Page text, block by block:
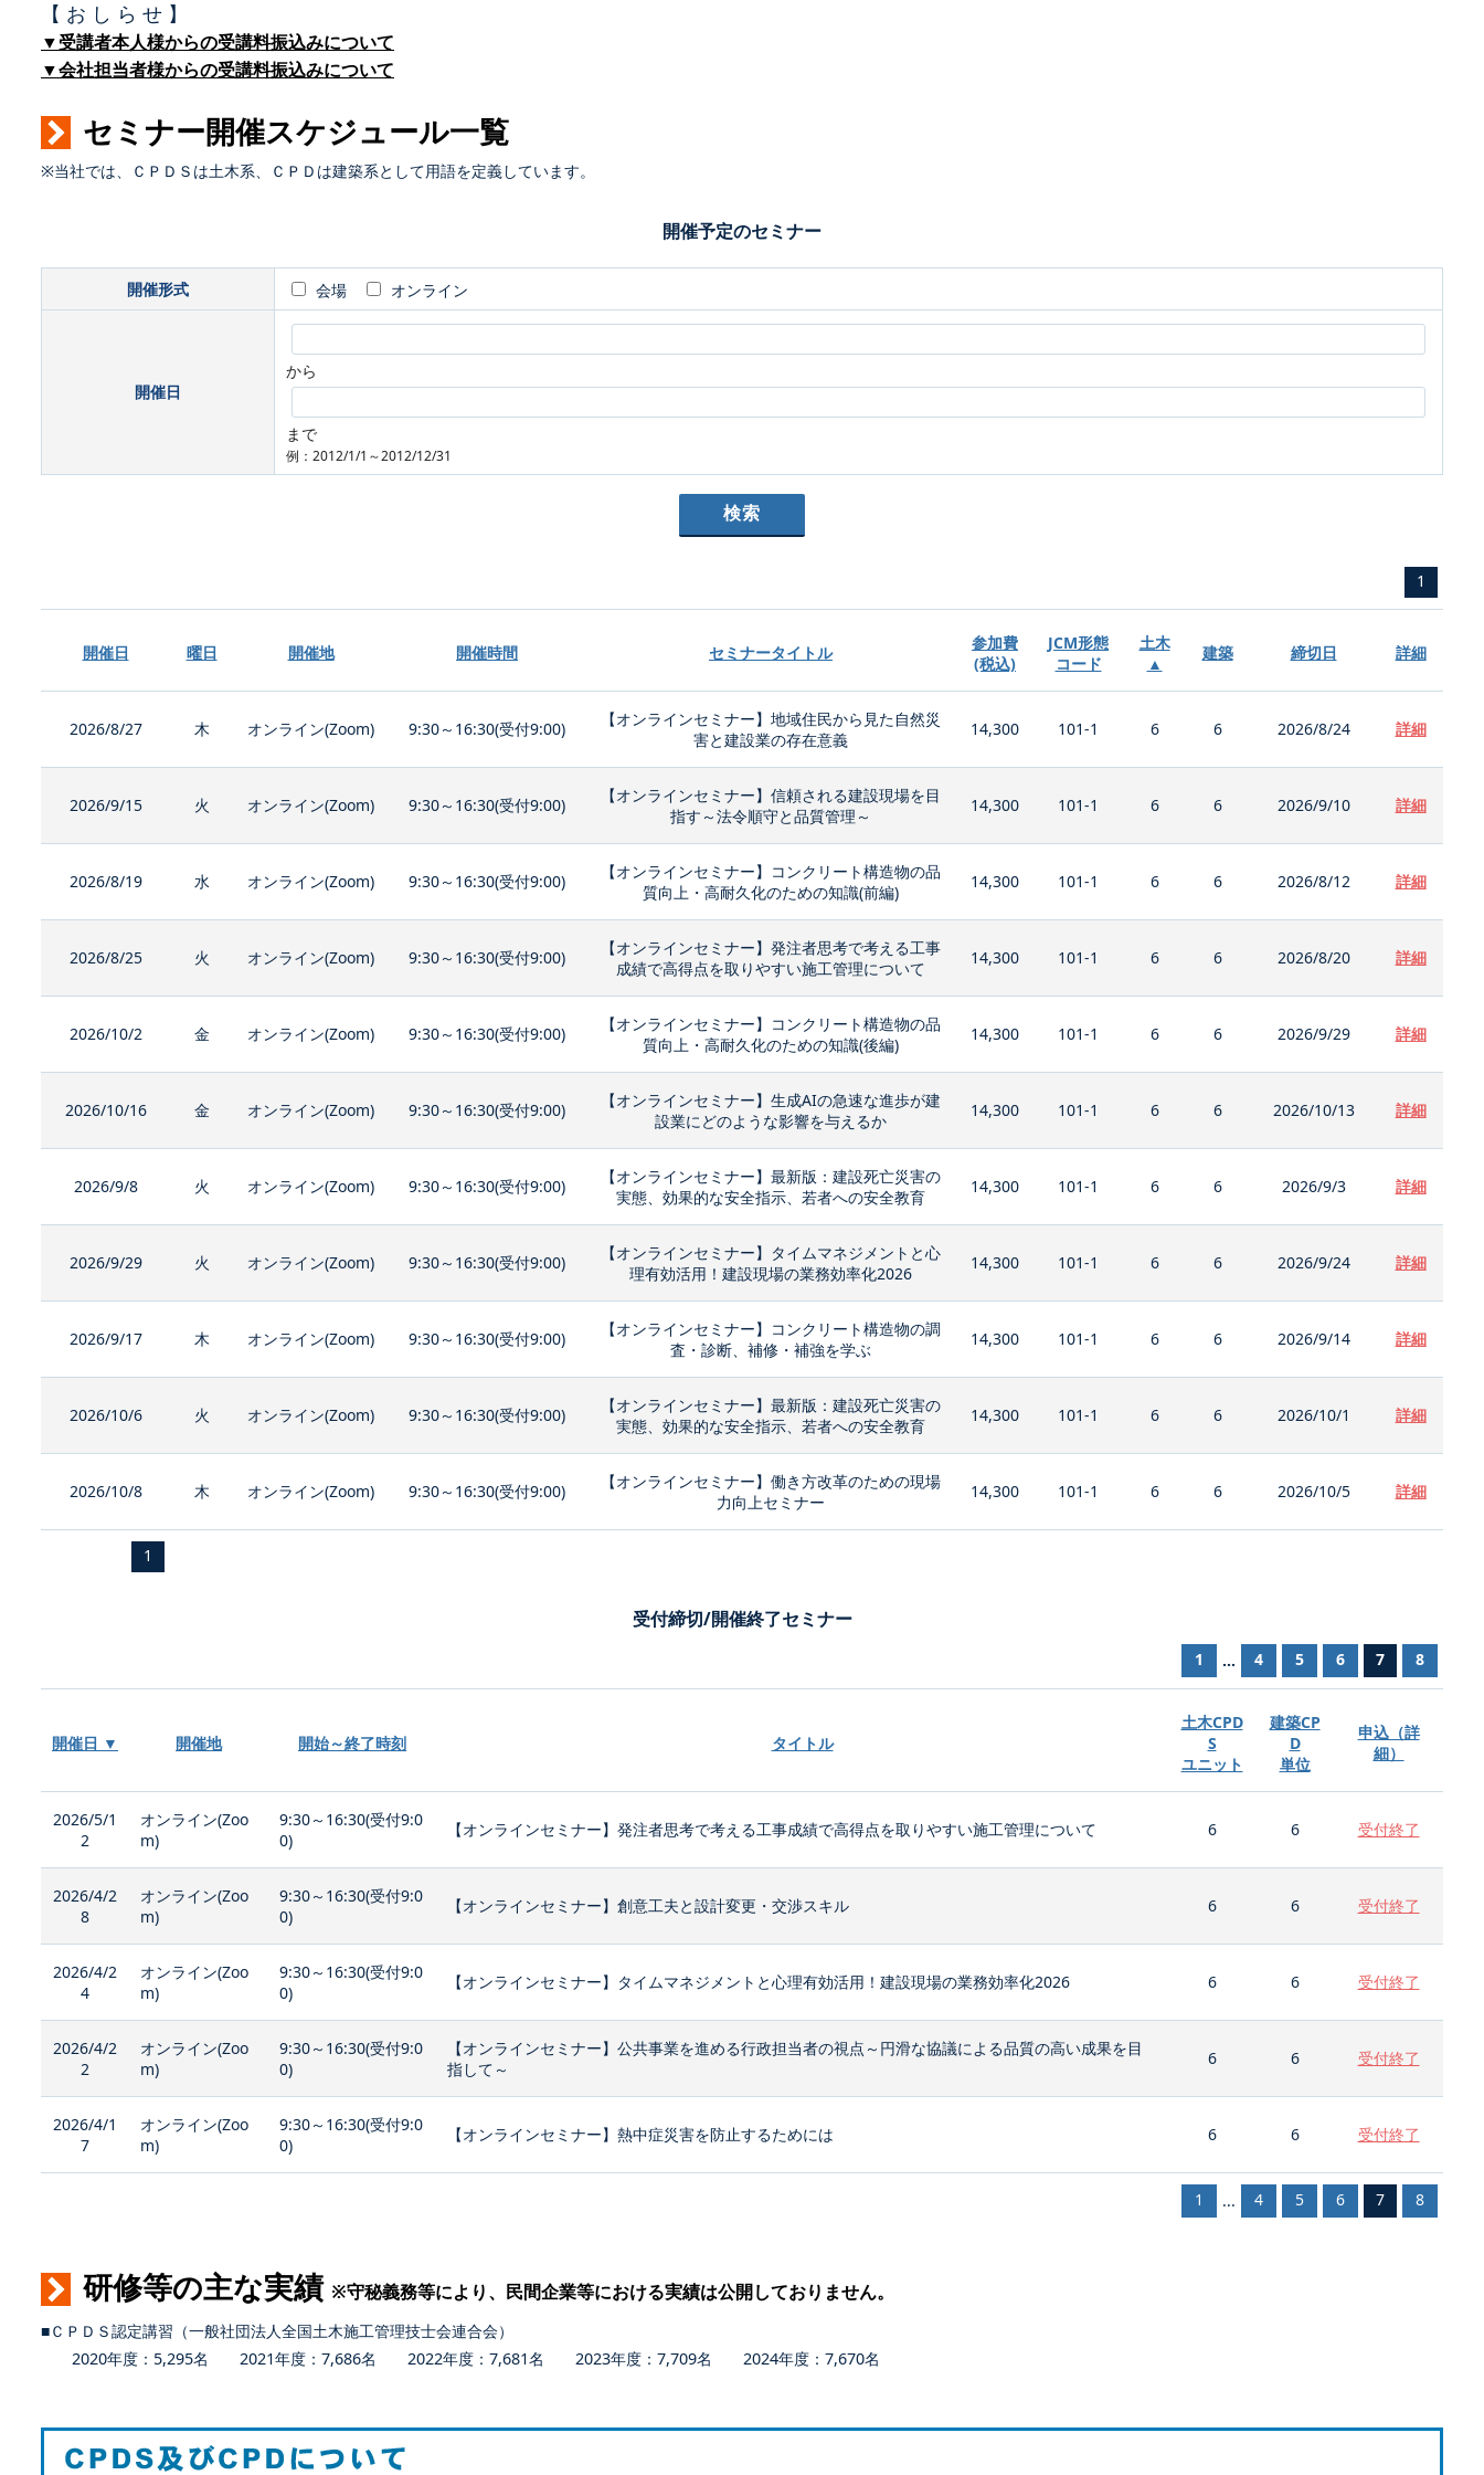
【 お し ら せ 】
▼受講者本人様からの受講料振込みについて
▼会社担当者様からの受講料振込みについて
セミナー開催スケジュール一覧
※当社では、ＣＰＤＳは土木系、ＣＰＤは建築系として用語を定義しています。
開催予定のセミナー
開催形式 会場 オンライン
開催日
から
まで
例：2012/1/1～2012/12/31
1
開催日 曜日 開催地 開催時間 セミナータイトル
参加費
(税込)
JCM形態
コード
土木
▲
建築 締切日 詳細
2026/8/27 木 オンライン(Zoom) 9:30～16:30(受付9:00)
【オンラインセミナー】地域住民から見た自然災
害と建設業の存在意義
14,300 101-1 6 6 2026/8/24 詳細
2026/9/15 火 オンライン(Zoom) 9:30～16:30(受付9:00)
【オンラインセミナー】信頼される建設現場を目
指す～法令順守と品質管理～
14,300 101-1 6 6 2026/9/10 詳細
2026/8/19 水 オンライン(Zoom) 9:30～16:30(受付9:00)
【オンラインセミナー】コンクリート構造物の品
質向上・高耐久化のための知識(前編)
14,300 101-1 6 6 2026/8/12 詳細
2026/8/25 火 オンライン(Zoom) 9:30～16:30(受付9:00)
【オンラインセミナー】発注者思考で考える工事
成績で高得点を取りやすい施工管理について
14,300 101-1 6 6 2026/8/20 詳細
2026/10/2 金 オンライン(Zoom) 9:30～16:30(受付9:00)
【オンラインセミナー】コンクリート構造物の品
質向上・高耐久化のための知識(後編)
14,300 101-1 6 6 2026/9/29 詳細
2026/10/16 金 オンライン(Zoom) 9:30～16:30(受付9:00)
【オンラインセミナー】生成AIの急速な進歩が建
設業にどのような影響を与えるか
14,300 101-1 6 6 2026/10/13 詳細
2026/9/8 火 オンライン(Zoom) 9:30～16:30(受付9:00)
【オンラインセミナー】最新版：建設死亡災害の
実態、効果的な安全指示、若者への安全教育
14,300 101-1 6 6 2026/9/3 詳細
2026/9/29 火 オンライン(Zoom) 9:30～16:30(受付9:00)
【オンラインセミナー】タイムマネジメントと心
理有効活用！建設現場の業務効率化2026
14,300 101-1 6 6 2026/9/24 詳細
2026/9/17 木 オンライン(Zoom) 9:30～16:30(受付9:00)
【オンラインセミナー】コンクリート構造物の調
査・診断、補修・補強を学ぶ
14,300 101-1 6 6 2026/9/14 詳細
2026/10/6 火 オンライン(Zoom) 9:30～16:30(受付9:00)
【オンラインセミナー】最新版：建設死亡災害の
実態、効果的な安全指示、若者への安全教育
14,300 101-1 6 6 2026/10/1 詳細
2026/10/8 木 オンライン(Zoom) 9:30～16:30(受付9:00)
【オンラインセミナー】働き方改革のための現場
力向上セミナー
14,300 101-1 6 6 2026/10/5 詳細
1
受付締切/開催終了セミナー
1 ... 4 5 6 7 8
開催日 ▼ 開催地 開始～終了時刻 タイトル
土木CPD
S
ユニット
建築CP
D
単位
申込（詳
細）
2026/5/1
2
オンライン(Zoo
m)
9:30～16:30(受付9:0
0)
【オンラインセミナー】発注者思考で考える工事成績で高得点を取りやすい施工管理について 6 6 受付終了
2026/4/2
8
オンライン(Zoo
m)
9:30～16:30(受付9:0
0)
【オンラインセミナー】創意工夫と設計変更・交渉スキル 6 6 受付終了
2026/4/2
4
オンライン(Zoo
m)
9:30～16:30(受付9:0
0)
【オンラインセミナー】タイムマネジメントと心理有効活用！建設現場の業務効率化2026 6 6 受付終了
2026/4/2
2
オンライン(Zoo
m)
9:30～16:30(受付9:0
0)
【オンラインセミナー】公共事業を進める行政担当者の視点～円滑な協議による品質の高い成果を目
指して～
6 6 受付終了
2026/4/1
7
オンライン(Zoo
m)
9:30～16:30(受付9:0
0)
【オンラインセミナー】熱中症災害を防止するためには 6 6 受付終了
1 ... 4 5 6 7 8
研修等の主な実績 ※守秘義務等により、民間企業等における実績は公開しておりません。
■ＣＰＤＳ認定講習（一般社団法人全国土木施工管理技士会連合会）
2020年度：5,295名 2021年度：7,686名 2022年度：7,681名 2023年度：7,709名 2024年度：7,670名